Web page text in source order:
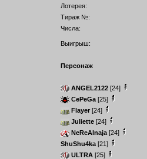
Лотерея:
Тираж №:
Числа:
Выигрыш:
Персонаж
ANGEL2122 [24]
CePeGa [25]
Flayer [24]
Juliette [24]
NeReAlnaja [24]
ShuShu4ka [21]
ULTRA [25]